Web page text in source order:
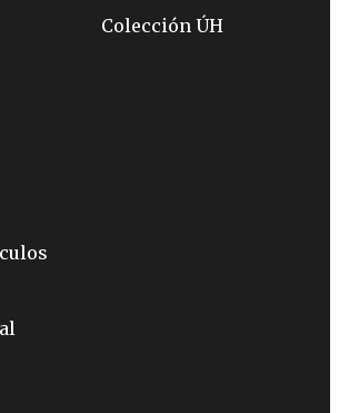
Colección ÚH